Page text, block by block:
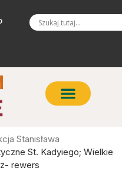
Stanisława
St. Kadyiego; Wielkie
rewers